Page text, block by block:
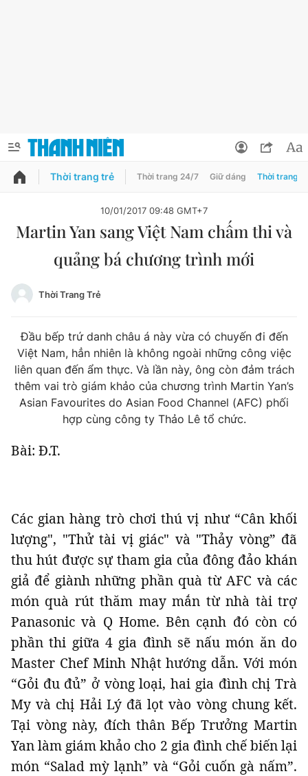
PODCAST QUẢNG CÁO
Chuyên mục
Chào ngày mới Tin 24h
Tin thị trường Tin 360
Podcasts
Sản phẩm khác
Tiện ích Bạn cần biết
Thông tin tòa soạn Liên hệ quảng cáo
Đọc Thanh Niên trên điện thoại
Thông tin tài khoản
Đổi mật khẩu
Đăng xuất
Thời trang trẻ Thời trang 24/7 Giữ dáng Thời trang
10/01/2017 09:48 GMT+7
Martin Yan sang Việt Nam chấm thi và
quảng bá chương trình mới
Thời Trang Trẻ
Đầu bếp trứ danh châu á này vừa có chuyến đi đến
Việt Nam, hẳn nhiên là không ngoài những công việc
liên quan đến ẩm thực. Và lần này, ông còn đảm trách
thêm vai trò giám khảo của chương trình Martin Yan’s
Asian Favourites do Asian Food Channel (AFC) phối
hợp cùng công ty Thảo Lê tổ chức.
Bài: Đ.T.
Các gian hàng trò chơi thú vị như “Cân khối
lượng", "Thử tài vị giác" và "Thảy vòng” đã
thu hút được sự tham gia của đông đảo khán
giả để giành những phần quà từ AFC và các
món quà rút thăm may mắn từ nhà tài trợ
Panasonic và Q Home. Bên cạnh đó còn có
phần thi giữa 4 gia đình sẽ nấu món ăn do
Master Chef Minh Nhật hướng dẫn. Với món
“Gỏi đu đủ” ở vòng loại, hai gia đình chị Trà
My và chị Hải Lý đã lọt vào vòng chung kết.
Tại vòng này, đích thân Bếp Trưởng Martin
Yan làm giám khảo cho 2 gia đình chế biến lại
món “Salad mỳ lạnh” và “Gỏi cuốn gà nấm”.